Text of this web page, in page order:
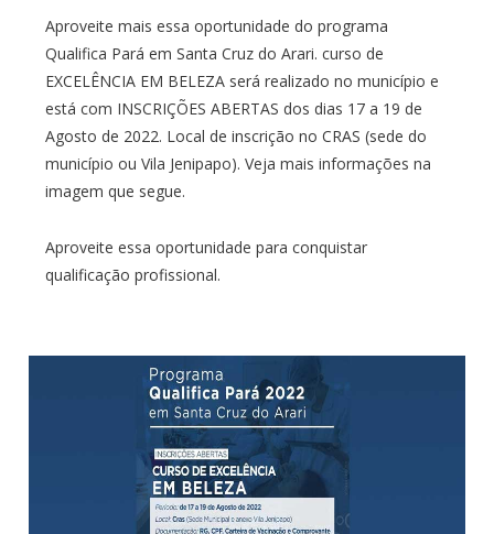
Aproveite mais essa oportunidade do programa
Qualifica Pará em Santa Cruz do Arari. curso de
EXCELÊNCIA EM BELEZA será realizado no município e
está com INSCRIÇÕES ABERTAS dos dias 17 a 19 de
Agosto de 2022. Local de inscrição no CRAS (sede do
município ou Vila Jenipapo). Veja mais informações na
imagem que segue.
Aproveite essa oportunidade para conquistar
qualificação profissional.